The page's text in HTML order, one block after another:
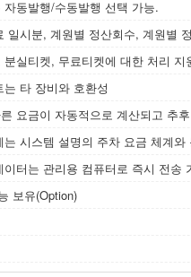
자동발행/수동발행 선택 가능.
일시분, 계원별 정산회수, 계원별
분실티켓, 무료티켓에 대한 처리 지
타 장비와 호환성
요금이 자동적으로 계산되고 추
는 시스템 설명의 주차 요금 체계와
이터는 관리용 컴퓨터로 즉시 전송
보유(Option)